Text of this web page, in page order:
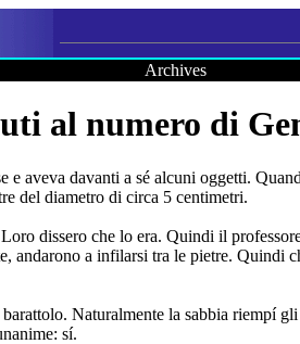
Archives
al numero di
aveva davanti a sé alcuni oggetti.
del diametro di circa 5 centimetri.
dissero che lo era. Quindi il
andarono a infilarsi tra le pietre. Quindi
Naturalmente la sabbia riempí
sí.